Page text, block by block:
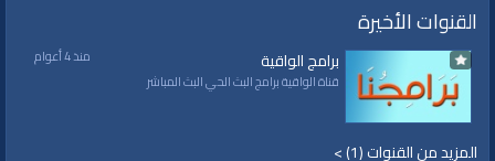
القنوات الأخيرة
منذ 4 أعوام برامج الواقية
قناة الواقية برامج البث الحي البث المباشر
المزيد من القنوات (1) >